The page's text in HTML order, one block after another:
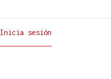
Inicia sesión